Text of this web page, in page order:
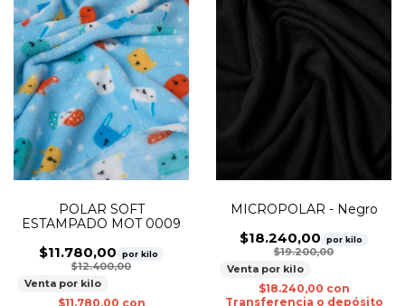
POLAR SOFT
ESTAMPADO MOT 0009
$11.780,00 por kilo
$12.400,00
Venta por kilo
$11.780,00 con
MICROPOLAR - Negro
$18.240,00 por kilo
$19.200,00
Venta por kilo
$18.240,00 con
Transferencia o depósito